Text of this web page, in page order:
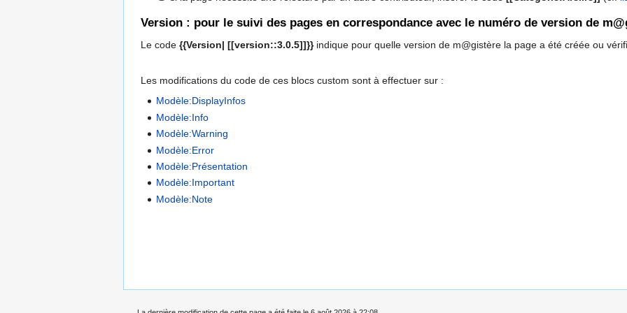
Version : pour le suivi des pages en correspondance avec le numéro de version de
Le code {{Version| [[version::3.0.5]]}}indique pour quelle version de m@gistère la page a été créée ou
Les modifications du code de ces blocs custom sont à effectuer sur :
Modèle:DisplayInfos
Modèle:Info
Modèle:Warning
Modèle:Error
Modèle:Présentation
Modèle:Important
Modèle:Note